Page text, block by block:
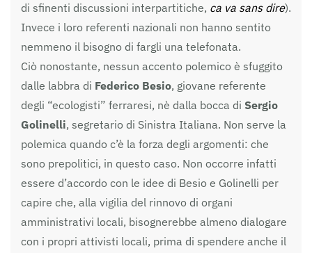
di sfinenti discussioni interpartitiche, ca va sans dire).
Invece i loro referenti nazionali non hanno sentito
nemmeno il bisogno di fargli una telefonata.
Ciò nonostante, nessun accento polemico è sfuggito
dalle labbra di Federico Besio, giovane referente
degli “ecologisti” ferraresi, nè dalla bocca di Sergio
Golinelli, segretario di Sinistra Italiana. Non serve la
polemica quando c’è la forza degli argomenti: che
sono prepolitici, in questo caso. Non occorre infatti
essere d’accordo con le idee di Besio e Golinelli per
capire che, alla vigilia del rinnovo di organi
amministrativi locali, bisognerebbe almeno dialogare
con i propri attivisti locali, prima di spendere anche il